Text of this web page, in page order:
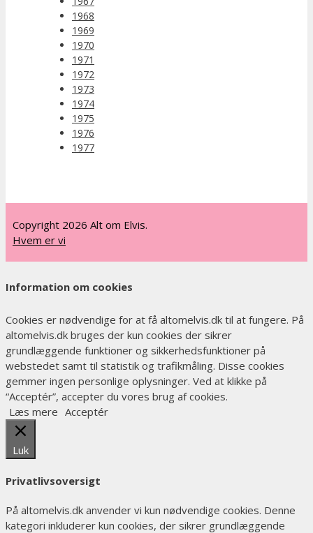
1968
1969
1970
1971
1972
1973
1974
1975
1976
1977
Copyright 2026 Alt om Elvis.
Hvem er vi
Information om cookies
Cookies er nødvendige for at få altomelvis.dk til at fungere. På
altomelvis.dk bruges der kun cookies der sikrer
grundlæggende funktioner og sikkerhedsfunktioner på
webstedet samt til statistik og trafikmåling. Disse cookies
gemmer ingen personlige oplysninger. Ved at klikke på
“Acceptér”, accepter du vores brug af cookies.
Læs mere Acceptér
Luk
Privatlivsoversigt
På altomelvis.dk anvender vi kun nødvendige cookies. Denne
kategori inkluderer kun cookies, der sikrer grundlæggende